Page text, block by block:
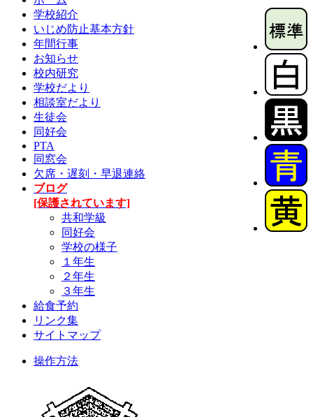
学校紹介
いじめ防止基本方針
年間行事
お知らせ
校内研究
学校だより
相談室だより
生徒会
同好会
PTA
同窓会
欠席・遅刻・早退連絡
ブログ
[保護されています]
共和学級
同好会
学校の様子
１年生
２年生
３年生
給食予約
リンク集
サイトマップ
操作方法